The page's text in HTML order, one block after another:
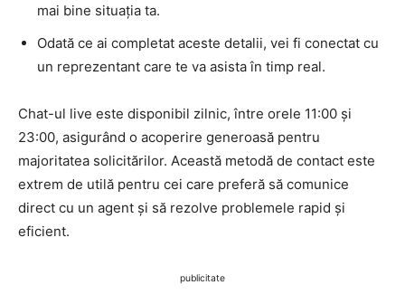
mai bine situația ta.
Odată ce ai completat aceste detalii, vei fi conectat cu
un reprezentant care te va asista în timp real.
Chat-ul live este disponibil zilnic, între orele 11:00 și
23:00, asigurând o acoperire generoasă pentru
majoritatea solicitărilor. Această metodă de contact este
extrem de utilă pentru cei care preferă să comunice
direct cu un agent și să rezolve problemele rapid și
eficient.
publicitate